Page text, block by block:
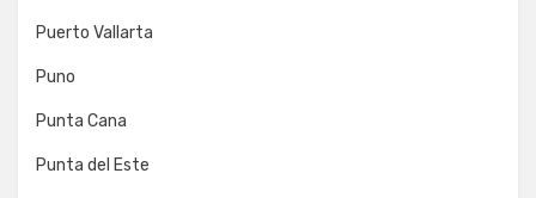
Puerto Vallarta
Puno
Punta Cana
Punta del Este